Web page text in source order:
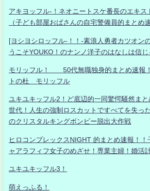
アキヨッフル-！ネオニートスケ番長のエキス
（子ども部屋おばさんの自宅警備員的まとめ速
[ヨシヨシロッフル-！！-素浪人勇者カツオン
うこそYOUKO！のナンノ洋子のはなしは信じ
モリッフル！ 50代無職独身的まとめ速報
トの杜 モリッフル
ユキユキッフル2！ど底辺的一同驚愕騒然ま
世代！人生の強制ロスカットですべてを失っ
のクリスタルキングボンビー脱出大作戦
ヒロコンプレックスNIGHT 的まとめ速報！！
ャアラフィフ女子のめざせ！専業主婦！婚活
ユキユキッフル3！
萌えっふる！